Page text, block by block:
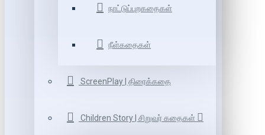
நாட்டுப்புறகதைகள்
நீள்கதைகள்
ScreenPlay | திரைக்கதை
Children Story | சிறுவர் கதைகள்